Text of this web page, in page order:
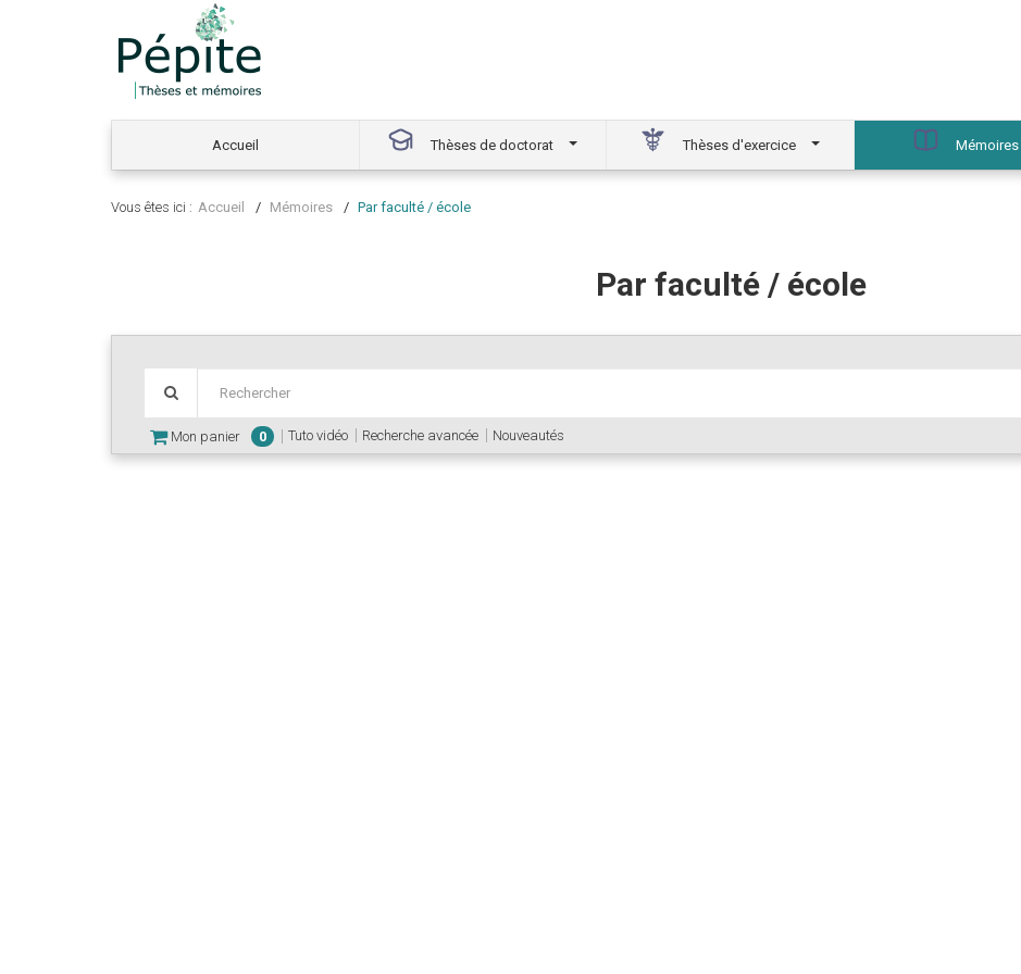
Accueil Thèses de doctorat Thèses d'exercice Mémoires
Vous êtes ici : Accueil Mémoires Par faculté / école
Par faculté / école
Mon panier 0 Tuto vidéo Recherche avancée Nouveautés